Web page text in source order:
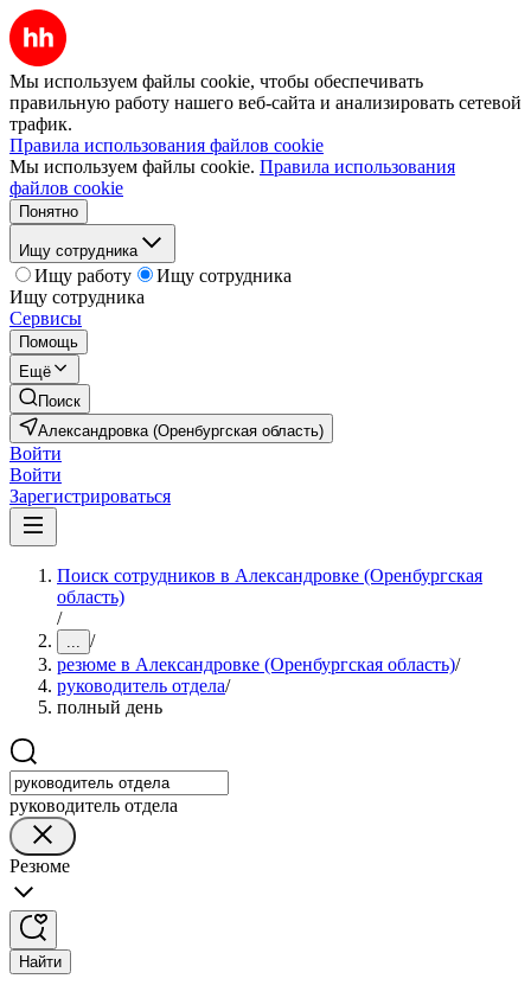
Мы используем файлы cookie, чтобы обеспечивать
правильную работу нашего веб-сайта и анализировать сетевой
трафик.
Правила использования файлов cookie
Мы используем файлы cookie. Правила использования
файлов cookie
Понятно
Ищу сотрудника
Ищу работу
Ищу сотрудника
Ищу сотрудника
Сервисы
Помощь
Ещё
Поиск
Александровка (Оренбургская область)
Войти
Войти
Зарегистрироваться
Поиск сотрудников в Александровке (Оренбургская
область)
/
... /
резюме в Александровке (Оренбургская область)/
руководитель отдела/
полный день
руководитель отдела
Резюме
Найти